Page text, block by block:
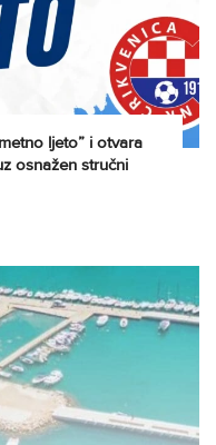
ljeto” i otvara
osnažen stručni